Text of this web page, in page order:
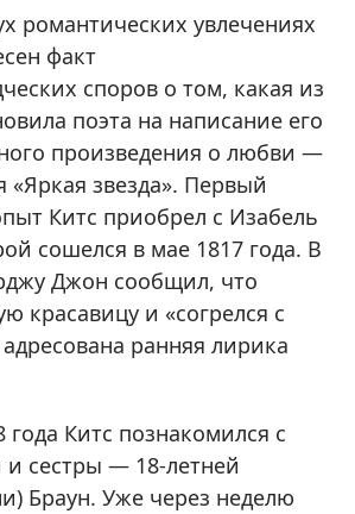
романтических увлечениях
факт
споров о том, какая из
поэта на написание его
произведения о любви —
«Яркая звезда». Первый
Китс приобрел с Изабель
сошелся в мае 1817 года. В
Джон сообщил, что
красавицу и «согрелся с
ранняя лирика
года Китс познакомился с
и сестры — 18-летней
Браун. Уже через неделю